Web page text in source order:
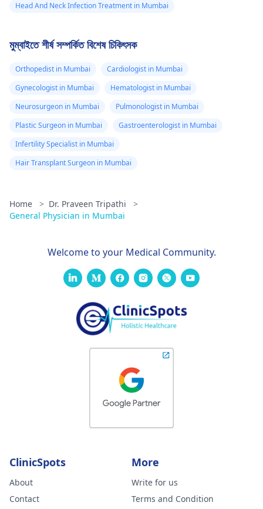
Head And Neck Infection Treatment in Mumbai
মুম্বাইতে শীর্ষ সম্পর্কিত বিশেষ চিকিৎসক
Orthopedist in Mumbai
Cardiologist in Mumbai
Gynecologist in Mumbai
Hematologist in Mumbai
Neurosurgeon in Mumbai
Pulmonologist in Mumbai
Plastic Surgeon in Mumbai
Gastroenterologist in Mumbai
Infertility Specialist in Mumbai
Hair Transplant Surgeon in Mumbai
Home > Dr. Praveen Tripathi
>
General Physician in Mumbai
Welcome to your Medical Community.
ClinicSpots
About
Contact
More
Write for us
Terms and Condition